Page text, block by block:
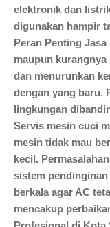
elektronik dan
digunakan hampir
Peran Penting
maupun
dan menurunkan
dengan yang baru.
lingkungan
Servis mesin cuci
mesin tidak mau
kecil.
sistem
berkala agar AC
mencakup